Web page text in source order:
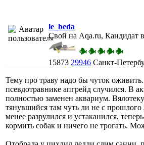
le_beda
Свой на Aqa.ru, Кандидат
15873 29946 Санкт-
Тему про траву надо бы чуток
псевдотравнике апгрейд случился. В
полностью заменен аквариум.
тянувшийся там чуть ли не с прошлого
менее разрулился и устаканился,
кормить собак и ничего не трогать.